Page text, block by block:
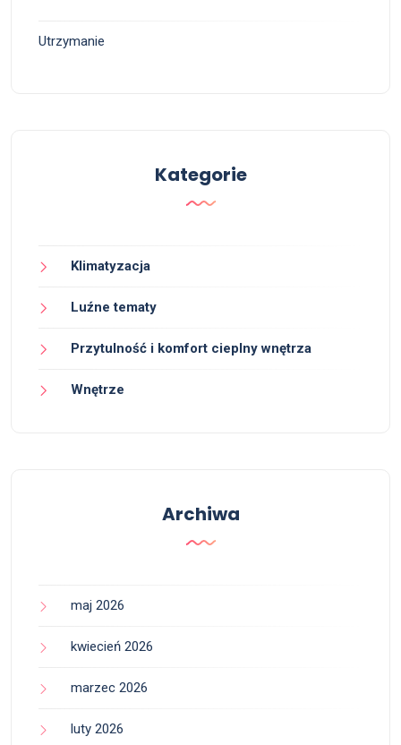
Utrzymanie
Kategorie
Klimatyzacja
Luźne tematy
Przytulność i komfort cieplny wnętrza
Wnętrze
Archiwa
maj 2026
kwiecień 2026
marzec 2026
luty 2026